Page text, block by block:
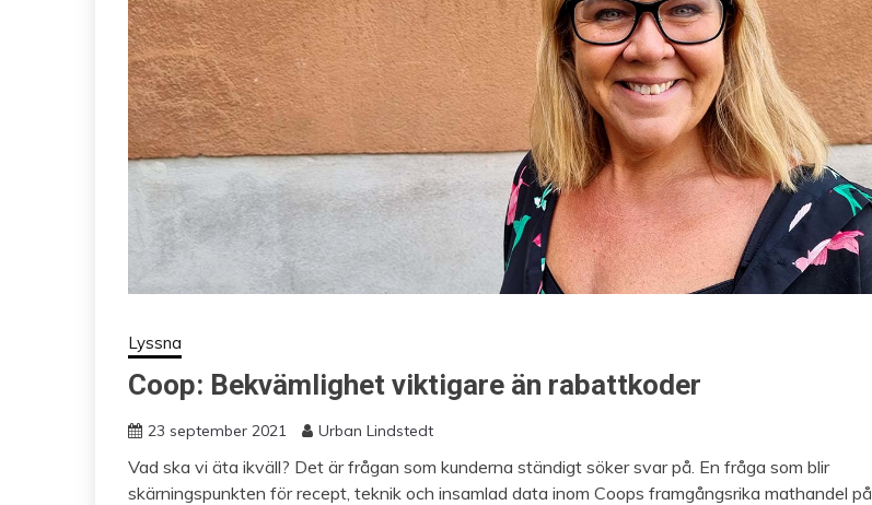
Lyssna
Coop: Bekvämlighet viktigare än rabattkoder
23 september 2021 Urban Lindstedt
Vad ska vi äta ikväll? Det är frågan som kunderna ständigt söker svar på. En fråga som blir
skärningspunkten för recept, teknik och insamlad data inom Coops framgångsrika mathandel på